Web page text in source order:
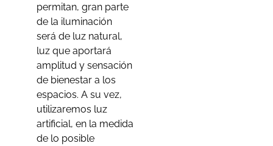
permitan, gran parte
de la iluminación
será de luz natural,
luz que aportará
amplitud y sensación
de bienestar a los
espacios. A su vez,
utilizaremos luz
artificial, en la medida
de lo posible